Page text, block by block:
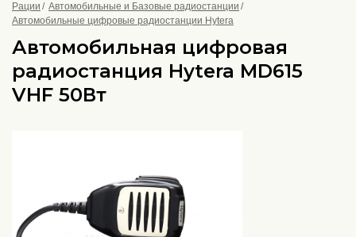
Рации
Автомобильные и Базовые радиостанции
Автомобильные цифровые радиостанции Hytera
Автомобильная цифровая
радиостанция Hytera MD615
VHF 50Вт